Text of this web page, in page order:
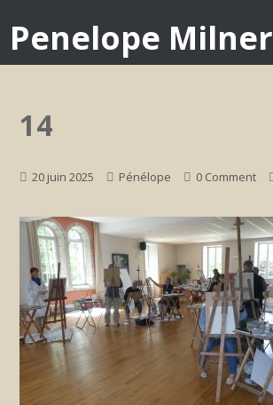
Penelope Milner
14
20 juin 2025 Pénélope 0 Comment